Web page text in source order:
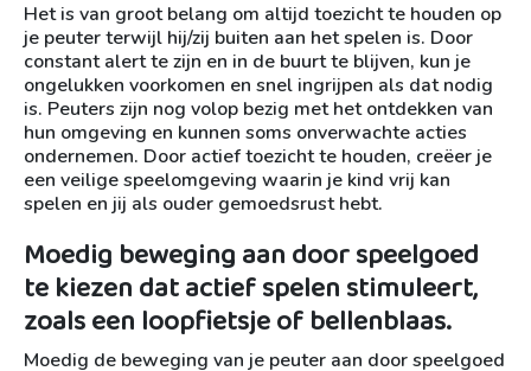
Het is van groot belang om altijd toezicht te houden op
je peuter terwijl hij/zij buiten aan het spelen is. Door
constant alert te zijn en in de buurt te blijven, kun je
ongelukken voorkomen en snel ingrijpen als dat nodig
is. Peuters zijn nog volop bezig met het ontdekken van
hun omgeving en kunnen soms onverwachte acties
ondernemen. Door actief toezicht te houden, creëer je
een veilige speelomgeving waarin je kind vrij kan
spelen en jij als ouder gemoedsrust hebt.
Moedig beweging aan door speelgoed
te kiezen dat actief spelen stimuleert,
zoals een loopfietsje of bellenblaas.
Moedig de beweging van je peuter aan door speelgoed